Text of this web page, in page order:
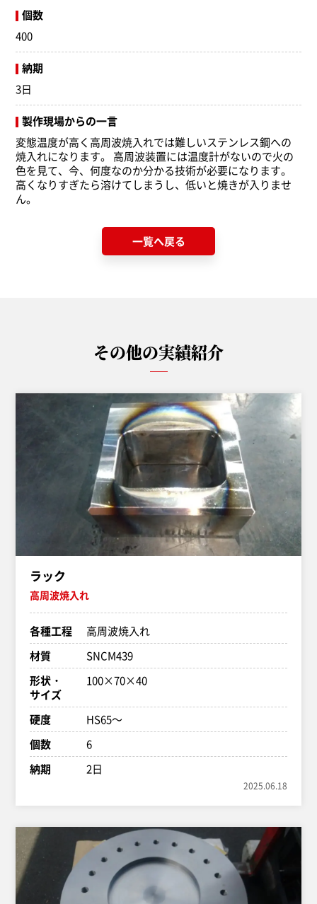
個数
400
納期
3日
製作現場からの一言
変態温度が高く高周波焼入れでは難しいステンレス鋼への
焼入れになります。 高周波装置には温度計がないので火の
色を見て、今、何度なのか分かる技術が必要になります。
高くなりすぎたら溶けてしまうし、低いと焼きが入りませ
ん。
一覧へ戻る
その他の実績紹介
ラック
高周波焼入れ
各種工程
高周波焼入れ
材質
SNCM439
形状・
サイズ
100×70×40
硬度
HS65～
個数
6
納期
2日
2025.06.18